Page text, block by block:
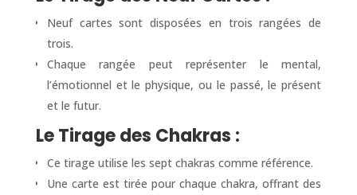
Neuf cartes sont disposées en trois rangées de
trois.
Chaque rangée peut représenter le mental,
l’émotionnel et le physique, ou le passé, le présent
et le futur.
Le Tirage des Chakras :
Ce tirage utilise les sept chakras comme référence.
Une carte est tirée pour chaque chakra, offrant des